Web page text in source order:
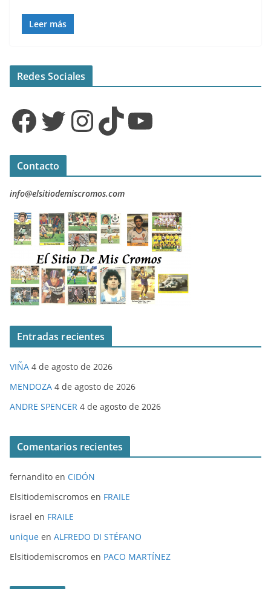
Leer más
Redes Sociales
Facebook Twitter InstagramTikTok YouTube
Contacto
info@elsitiodemiscromos.com
Entradas recientes
VIÑA 4 de agosto de 2026
MENDOZA 4 de agosto de 2026
ANDRE SPENCER 4 de agosto de 2026
Comentarios recientes
fernandito en CIDÓN
Elsitiodemiscromos en FRAILE
israel en FRAILE
unique en ALFREDO DI STÉFANO
Elsitiodemiscromos en PACO MARTÍNEZ